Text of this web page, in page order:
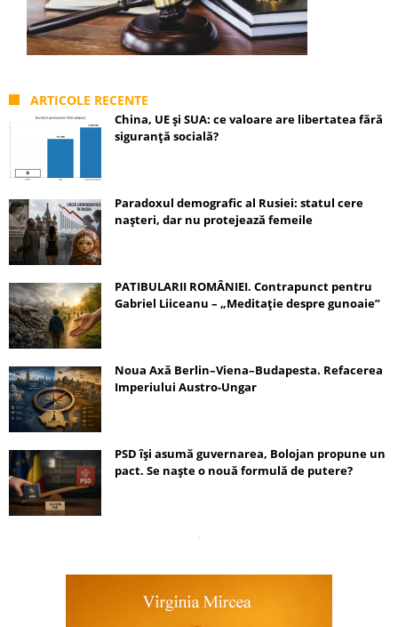
ARTICOLE RECENTE
China, UE și SUA: ce valoare are libertatea fără
siguranță socială?
Paradoxul demografic al Rusiei: statul cere
nașteri, dar nu protejează femeile
PATIBULARII ROMÂNIEI. Contrapunct pentru
Gabriel Liiceanu – „Meditație despre gunoaie”
Noua Axă Berlin–Viena–Budapesta. Refacerea
Imperiului Austro-Ungar
PSD își asumă guvernarea, Bolojan propune un
pact. Se naște o nouă formulă de putere?